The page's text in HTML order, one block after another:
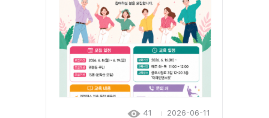
41 2026-06-11